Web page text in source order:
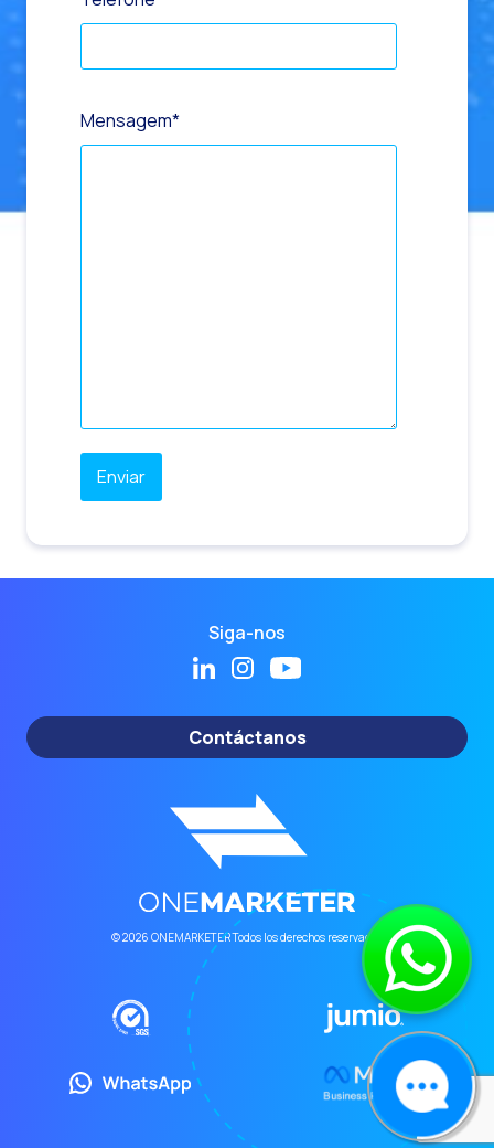
Mensagem*
Siga-nos
Contáctanos
© 2026 ONEMARKETER Todos los derechos reservados